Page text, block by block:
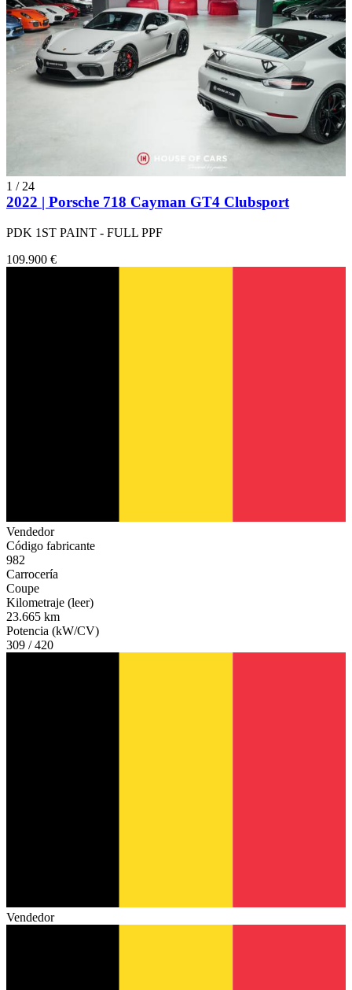
1 / 24
2022 | Porsche 718 Cayman GT4 Clubsport
PDK 1ST PAINT - FULL PPF
109.900 €
Vendedor
Código fabricante
982
Carrocería
Coupe
Kilometraje (leer)
23.665 km
Potencia (kW/CV)
309 / 420
Vendedor